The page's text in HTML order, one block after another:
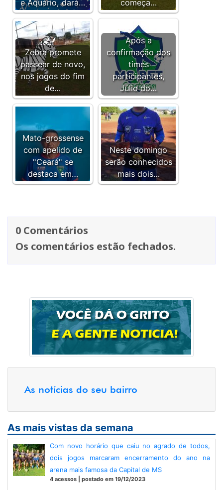
e Aquário, dará… começa…
Zebra promete
passear de novo,
nos jogos do fim
de…
Após a
confirmação dos
times
participantes,
Júlio do…
Mato-grossense
com apelido de
"Ceará" se
destaca em…
Neste domingo
serão conhecidos
mais dois…
0 Comentários
Os comentários estão fechados.
As notícias do seu bairro
As mais vistas da semana
Com novo horário que caiu no agrado de todos,
dois jogos marcaram encerramento do ano na
arena mais famosa da Capital de MS
4 acessos | postado em 19/12/2023